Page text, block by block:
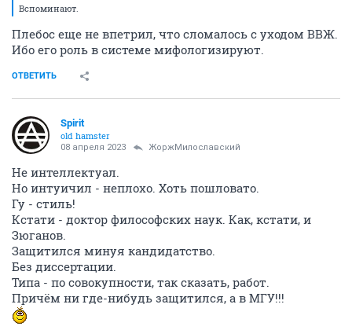
Вспоминают.
Плебос еще не впетрил, что сломалось с уходом ВВЖ.
Ибо его роль в системе мифологизируют.
ОТВЕТИТЬ
Spirit
old hamster
08 апреля 2023 ЖоржМилославский
Не интеллектуал.
Но интуичил - неплохо. Хоть пошловато.
Гу - стиль!
Кстати - доктор философских наук. Как, кстати, и
Зюганов.
Защитился минуя кандидатство.
Без диссертации.
Типа - по совокупности, так сказать, работ.
Причём ни где-нибудь защитился, а в МГУ!!!